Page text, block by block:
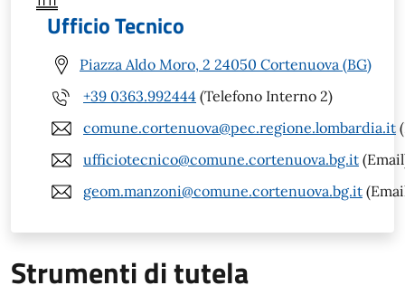
Ufficio Tecnico
Piazza Aldo Moro, 2 24050 Cortenuova (BG)
+39 0363.992444 (Telefono Interno 2)
comune.cortenuova@pec.regione.lombardia.it
ufficiotecnico@comune.cortenuova.bg.it
geom.manzoni@comune.cortenuova.bg.it
Strumenti di tutela